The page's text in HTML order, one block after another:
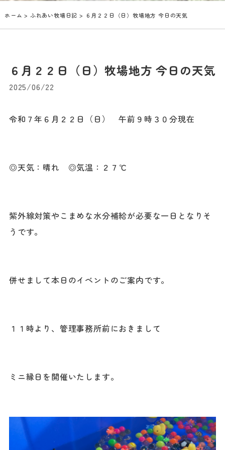
ホーム > ふれあい牧場日記 > ６月２２日（日）牧場地方 今日の天気
６月２２日（日）牧場地方 今日の天気
2025/06/22
令和７年６月２２日（日） 午前９時３０分現在
◎天気：晴れ ◎気温：２７℃
紫外線対策やこまめな水分補給が必要な一日となりそ
うです。
併せまして本日のイベントのご案内です。
１１時より、管理事務所前におきまして
ミニ縁日を開催いたします。